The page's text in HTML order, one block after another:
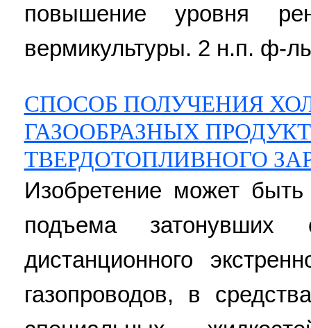
повышение уровня
вермикультуры. 2 н.п. ф-
СПОСОБ ПОЛУЧЕНИЯ
ГАЗООБРАЗНЫХ
ТВЕРДОТОПЛИВНОГО
Изобретение может
подъема затонувших
дистанционного
газопроводов, в